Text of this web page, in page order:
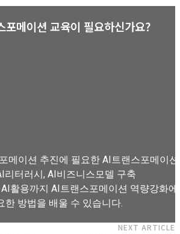
포메이션 교육이 필요하신가요?
메이션 추진에 필요한 AI트랜스포메이션
리터러시, AI비즈니스모델 구축
활용까지 AI트랜스포메이션 역량강화에
한 방법을 배울 수 있습니다.
NEXT ARTICLE